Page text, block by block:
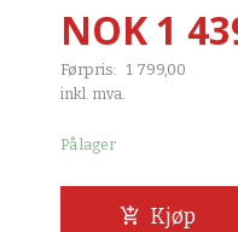
Tilbud
NOK1
Førpris: 1 799,00
Rabatt
inkl. mva.
På lager
Kjøp